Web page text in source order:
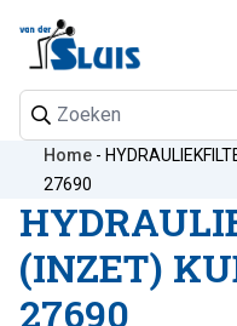
Home -
27690
(INZET)
27690